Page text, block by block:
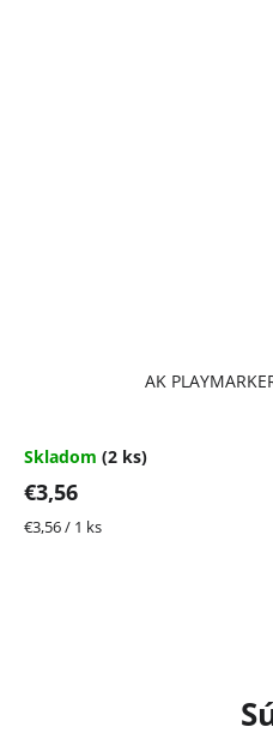
AK
Skladom (2 ks)
€3,56
Jednotková
€3,56 / 1 ks